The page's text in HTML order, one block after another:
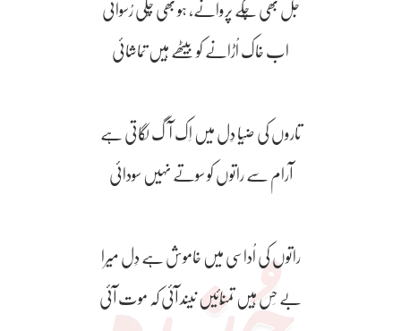
جل بھی چُکے پروانے، ہو بھی چُکی رُسوائی
اب خاک اُڑانے کو بیٹھے ہیں تماشائی
تاروں کی ضِیا دِل میں اِک آگ لگاتی ہے
آرام سے راتوں کو سوتے نہیں سودائی
راتوں کی اُداسی میں خاموش ہے دِل میرا
بے حِس ہیں تمنّائیں نیند آئی کہ موت آئی